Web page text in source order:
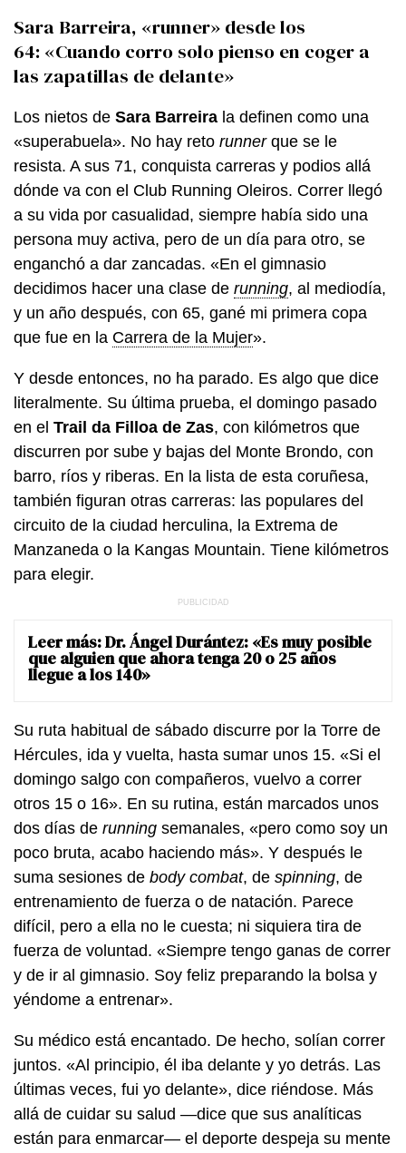
Sara Barreira, «runner» desde los
64: «Cuando corro solo pienso en coger a
las zapatillas de delante»
Los nietos de Sara Barreira la definen como una
«superabuela». No hay reto runnerque se le
resista. A sus 71, conquista carreras y podios allá
dónde va con el Club Running Oleiros. Correr llegó
a su vida por casualidad, siempre había sido una
persona muy activa, pero de un día para otro, se
enganchó a dar zancadas. «En el gimnasio
decidimos hacer una clase de running, al mediodía,
y un año después, con 65, gané mi primera copa
que fue en la Carrera de la Mujer».
Y desde entonces, no ha parado. Es algo que dice
literalmente. Su última prueba, el domingo pasado
en el Trail da Filloa de Zas, con kilómetros que
discurren por sube y bajas del Monte Brondo, con
barro, ríos y riberas. En la lista de esta coruñesa,
también figuran otras carreras: las populares del
circuito de la ciudad herculina, la Extrema de
Manzaneda o la Kangas Mountain. Tiene kilómetros
para elegir.
Leer más:Dr. Ángel Durántez: «Es muy posible
que alguien que ahora tenga 20 o 25 años
llegue a los 140»
Su ruta habitual de sábado discurre por la Torre de
Hércules, ida y vuelta, hasta sumar unos 15. «Si el
domingo salgo con compañeros, vuelvo a correr
otros 15 o 16». En su rutina, están marcados unos
dos días de running semanales, «pero como soy un
poco bruta, acabo haciendo más». Y después le
suma sesiones de body combat, de spinning, de
entrenamiento de fuerza o de natación. Parece
difícil, pero a ella no le cuesta; ni siquiera tira de
fuerza de voluntad. «Siempre tengo ganas de correr
y de ir al gimnasio. Soy feliz preparando la bolsa y
yéndome a entrenar».
Su médico está encantado. De hecho, solían correr
juntos. «Al principio, él iba delante y yo detrás. Las
últimas veces, fui yo delante», dice riéndose. Más
allá de cuidar su salud —dice que sus analíticas
están para enmarcar— el deporte despeja su mente